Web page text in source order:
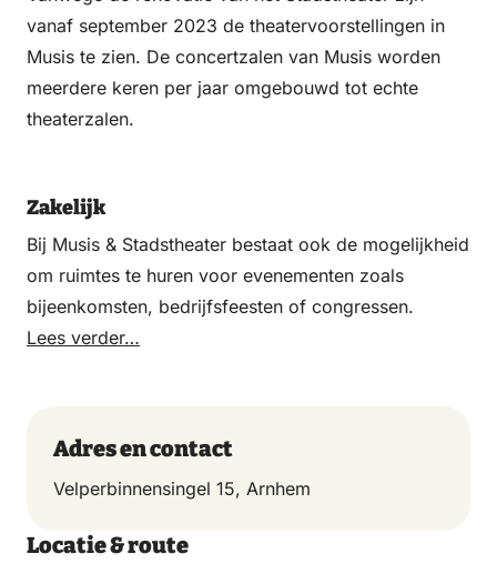
vanaf september 2023 de theatervoorstellingen in
Musis te zien. De concertzalen van Musis worden
meerdere keren per jaar omgebouwd tot echte
theaterzalen.
Zakelijk
Bij Musis & Stadstheater bestaat ook de mogelijkheid
om ruimtes te huren voor evenementen zoals
bijeenkomsten, bedrijfsfeesten of congressen.
Lees verder…
Adres en contact
Velperbinnensingel 15, Arnhem
Locatie & route